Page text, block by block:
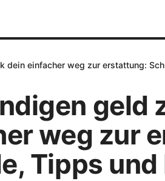
dein einfacher weg zur erstattung:
geld
weg zur
Tipps und